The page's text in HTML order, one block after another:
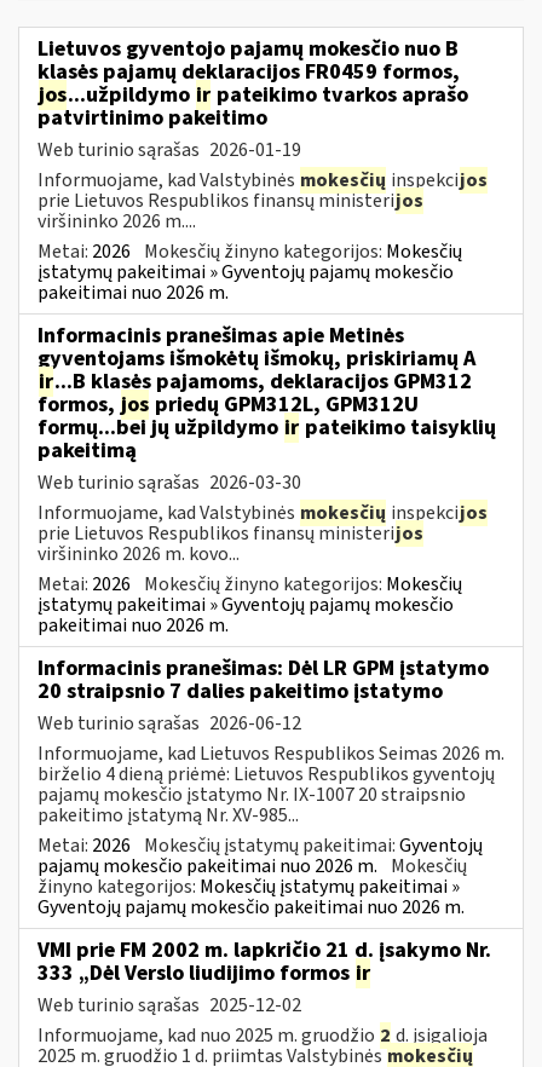
Lietuvos gyventojo pajamų mokesčio nuo B
klasės pajamų deklaracijos FR0459 formos,
jos...užpildymo ir pateikimo tvarkos aprašo
patvirtinimo pakeitimo
Web turinio sąrašas 2026-01-19
Informuojame, kad Valstybinės mokesčių inspekcijos
prie Lietuvos Respublikos finansų ministerijos
viršininko 2026 m....
Metai: 2026 Mokesčių žinyno kategorijos: Mokesčių
įstatymų pakeitimai » Gyventojų pajamų mokesčio
pakeitimai nuo 2026 m.
Informacinis pranešimas apie Metinės
gyventojams išmokėtų išmokų, priskiriamų A
ir...B klasės pajamoms, deklaracijos GPM312
formos, jos priedų GPM312L, GPM312U
formų...bei jų užpildymo ir pateikimo taisyklių
pakeitimą
Web turinio sąrašas 2026-03-30
Informuojame, kad Valstybinės mokesčių inspekcijos
prie Lietuvos Respublikos finansų ministerijos
viršininko 2026 m. kovo...
Metai: 2026 Mokesčių žinyno kategorijos: Mokesčių
įstatymų pakeitimai » Gyventojų pajamų mokesčio
pakeitimai nuo 2026 m.
Informacinis pranešimas: Dėl LR GPM įstatymo
20 straipsnio 7 dalies pakeitimo įstatymo
Web turinio sąrašas 2026-06-12
Informuojame, kad Lietuvos Respublikos Seimas 2026 m.
birželio 4 dieną priėmė: Lietuvos Respublikos gyventojų
pajamų mokesčio įstatymo Nr. IX-1007 20 straipsnio
pakeitimo įstatymą Nr. XV-985...
Metai: 2026 Mokesčių įstatymų pakeitimai:Gyventojų
pajamų mokesčio pakeitimai nuo 2026 m. Mokesčių
žinyno kategorijos: Mokesčių įstatymų pakeitimai »
Gyventojų pajamų mokesčio pakeitimai nuo 2026 m.
VMI prie FM 2002 m. lapkričio 21 d. įsakymo Nr.
333 „Dėl Verslo liudijimo formos ir
Web turinio sąrašas 2025-12-02
Informuojame, kad nuo 2025 m. gruodžio 2 d. įsigalioja
2025 m. gruodžio 1 d. priimtas Valstybinėsmokesčių